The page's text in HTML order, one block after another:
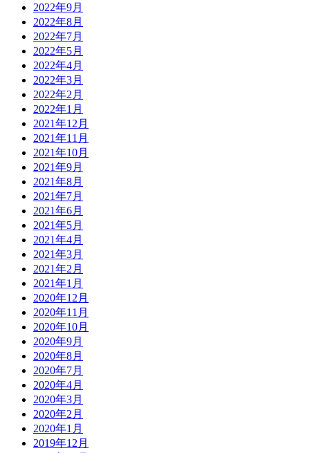
2022年9月
2022年8月
2022年7月
2022年5月
2022年4月
2022年3月
2022年2月
2022年1月
2021年12月
2021年11月
2021年10月
2021年9月
2021年8月
2021年7月
2021年6月
2021年5月
2021年4月
2021年3月
2021年2月
2021年1月
2020年12月
2020年11月
2020年10月
2020年9月
2020年8月
2020年7月
2020年4月
2020年3月
2020年2月
2020年1月
2019年12月